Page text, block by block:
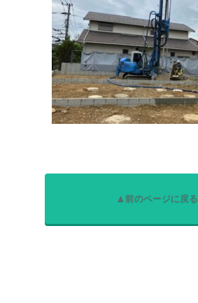
▲前のページに戻る